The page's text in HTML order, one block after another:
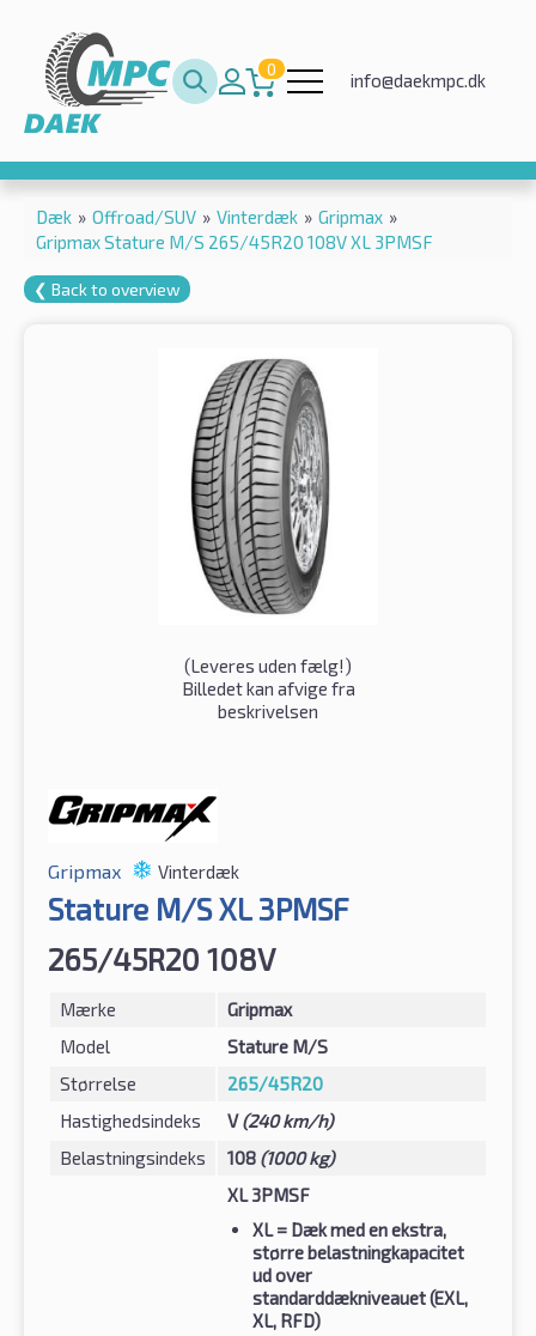
0
info@daekmpc.dk
Dæk » Offroad/SUV » Vinterdæk » Gripmax »
Gripmax Stature M/S 265/45R20 108V XL 3PMSF
❮ Back to overview
(Leveres uden fælg!)
Billedet kan afvige fra
beskrivelsen
Gripmax Vinterdæk
Stature M/S XL 3PMSF
265/45R20 108V
Mærke
Gripmax
Model
Stature M/S
Størrelse
265/45R20
Hastighedsindeks
V(240 km/h)
Belastningsindeks
108 (1000 kg)
XL 3PMSF
XL= Dæk med en ekstra,
større belastningkapacitet
ud over
standarddækniveauet (EXL,
XL, RFD)